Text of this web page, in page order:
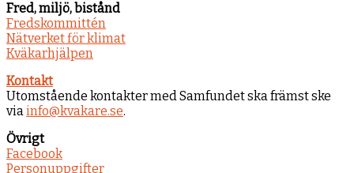
Fred, miljö, bistånd
Fredskommittén
Nätverket för klimat
Kväkarhjälpen
Kontakt
Utomstående kontakter med Samfundet ska främst ske
viainfo@kvakare.se.
Övrigt
Facebook
Personuppgifter